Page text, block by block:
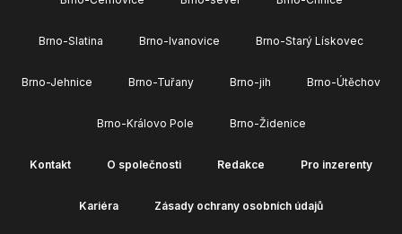
Brno-Slatina Brno-Ivanovice Brno-Starý Lískovec
Brno-Jehnice Brno-Tuřany Brno-jih Brno-Útěchov
Brno-Královo Pole Brno-Židenice
Kontakt O společnosti Redakce Pro inzerenty
Kariéra Zásady ochrany osobních údajů